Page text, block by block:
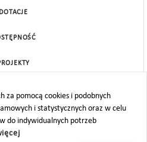
za pomocą cookies i podobnych
i statystycznych oraz w celu
do indywidualnych potrzeb
DOTACJE
STRONY